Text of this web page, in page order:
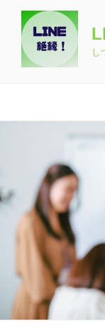
し